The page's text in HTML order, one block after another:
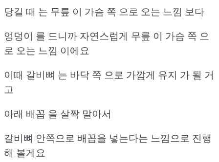
당길 때 는 무릎 이 가슴 쪽 으로 오는 느낌 보다
엉덩이 를 드니까 자연스럽게 무릎 이 가슴 쪽 으
로 오는 느낌 이에요
이때 갈비뼈 는 바닥 쪽 으로 가깝게 유지 가 될 거
고
아래 배꼽 을 살짝 말아서
갈비뼈 안쪽으로 배꼽을 넣는다는 느낌으로 진행
해 볼게요